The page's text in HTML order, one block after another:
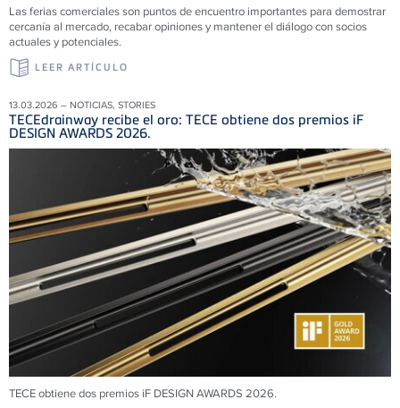
Las ferias comerciales son puntos de encuentro importantes para demostrar
cercanía al mercado, recabar opiniones y mantener el diálogo con socios
actuales y potenciales.
LEER ARTÍCULO
13.03.2026 – NOTICIAS, STORIES
TECEdrainway recibe el oro: TECE obtiene dos premios iF
DESIGN AWARDS 2026.
TECE obtiene dos premios iF DESIGN AWARDS 2026.